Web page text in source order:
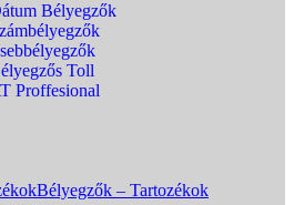
Bélyegzők
Toll
Proffesional
Bélyegzők – Tartozékok